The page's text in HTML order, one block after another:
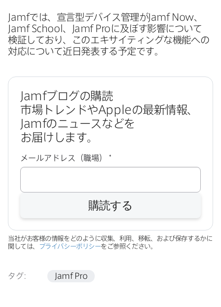
Jamfでは、​宣言型デバイス管理がJamf Now、
Jamf School 、 Jamf Pro に​及ぼす影響に​ついて​
検証しており、​この​エキサイティングな​機能への​
対応に​ついて​近日発表する​予定です。
Jamfブログの​購読
市場トレンドやAppleの​最新情報、
Jamfの​ニュースなどを​
お届けします。
メールアドレス（職場） *必
須
購読する
当社が​お客様の​情報を​どのように​収集、​利用、​移転、​および​保存するかに​
関しては、 プライバシーポリシーを​ご参照ください。
タグ: Jamf Pro